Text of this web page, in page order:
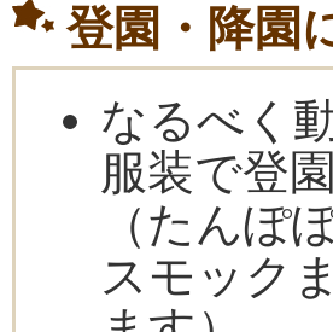
登園・降園
なるべく
服装で登
（たんぽ
スモック